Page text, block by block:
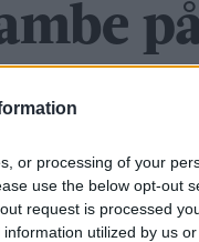
or processing of your
use the below opt-out
request is processed
utilized by us